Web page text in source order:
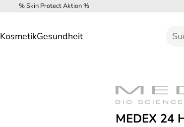
% Skin Protect Aktion %
KosmetikGesundheit
MEDEX 24